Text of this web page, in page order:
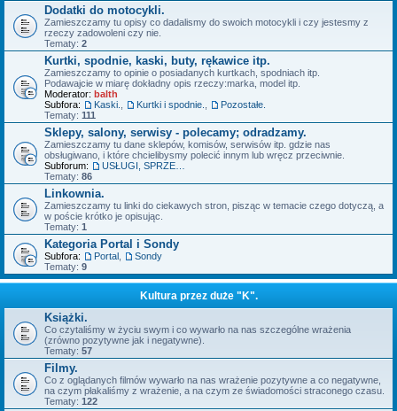
Dodatki do motocykli.
Zamieszczamy tu opisy co dadalismy do swoich motocykli i czy jestesmy z
rzeczy zadowoleni czy nie.
Tematy: 2
Kurtki, spodnie, kaski, buty, rękawice itp.
Zamieszczamy to opinie o posiadanych kurtkach, spodniach itp.
Podawajcie w miarę dokładny opis rzeczy:marka, model itp.
Moderator: balth
Subfora:
Kaski. Kurtki i spodnie.
Pozostałe.
Tematy: 111
Sklepy, salony, serwisy - polecamy; odradzamy.
Zamieszczamy tu dane sklepów, komisów, serwisów itp. gdzie nas
obsługiwano, i które chcielibysmy polecić innym lub wręcz przeciwnie.
Subforum:
Tematy: 86
Linkownia.
Zamieszczamy tu linki do ciekawych stron, pisząc w temacie czego dotyczą, a
w poście krótko je opisując.
Tematy: 1
Kategoria Portal i Sondy
Subfora: Portal
Sondy
Tematy: 9
Kultura przez duże "K".
Książki.
Co czytaliśmy w życiu swym i co wywarło na nas szczególne wrażenia
(zrówno pozytywne jak i negatywne).
Tematy: 57
Filmy.
Co z oglądanych filmów wywarło na nas wrażenie pozytywne a co negatywne,
na czym płakaliśmy z wrażenie, a na czym ze świadomości straconego czasu.
Tematy: 122